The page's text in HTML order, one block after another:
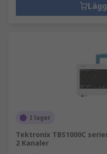
I lager
Tektronix TBS1000C
2 Kanaler